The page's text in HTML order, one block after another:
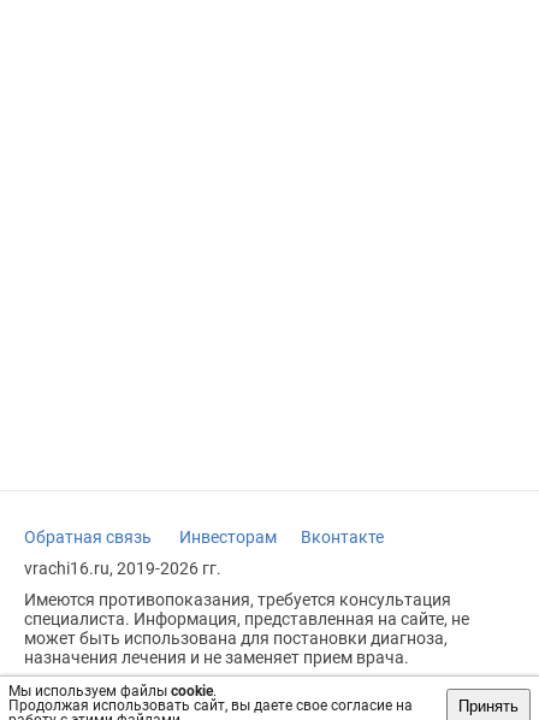
Мы используем файлы cookie.
Продолжая использовать сайт, вы даете свое согласие на
Принять
Обратная связь Инвесторам
Вконтакте
vrachi16.ru, 2019-2026 гг.
Имеются противопоказания, требуется консультация
специалиста. Информация, представленная на сайте, не
может быть использована для постановки диагноза,
назначения лечения и не заменяет прием врача.
Возрастное ограничение: 18+